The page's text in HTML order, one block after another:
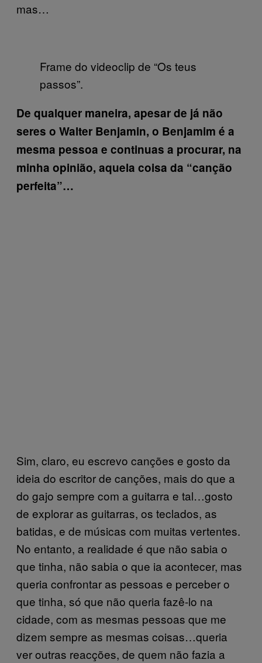
mas…
Frame do videoclip de “Os teus
passos”.
De qualquer maneira, apesar de já não
seres o Walter Benjamin, o Benjamim é a
mesma pessoa e continuas a procurar, na
minha opinião, aquela coisa da “canção
perfeita”…
Sim, claro, eu escrevo canções e gosto da
ideia do escritor de canções, mais do que a
do gajo sempre com a guitarra e tal…gosto
de explorar as guitarras, os teclados, as
batidas, e de músicas com muitas vertentes.
No entanto, a realidade é que não sabia o
que tinha, não sabia o que ia acontecer, mas
queria confrontar as pessoas e perceber o
que tinha, só que não queria fazê-lo na
cidade, com as mesmas pessoas que me
dizem sempre as mesmas coisas…queria
ver outras reacções, de quem não fazia a